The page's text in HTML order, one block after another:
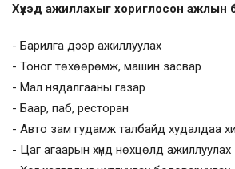
Хүүхэд ажиллахыг хориглосон ажлын
- Барилга дээр ажиллуулах
- Тоног төхөөрөмж, машин засвар
- Мал нядалгааны газар
- Баар, паб, ресторан
- Авто зам гудамж талбайд худалдаа
- Цаг агаарын хүнд нөхцөлд ажиллуулах